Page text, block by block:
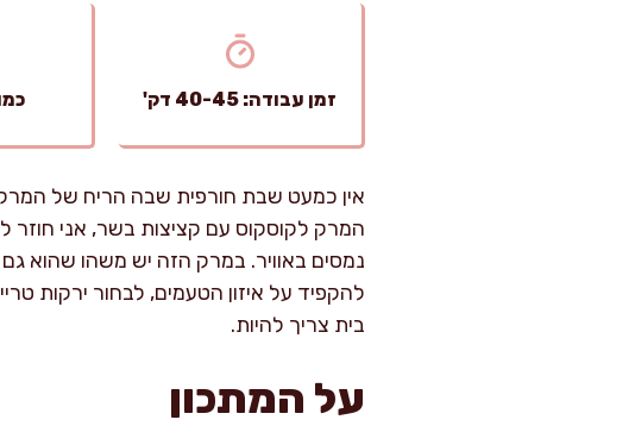
זמן עבודה: 40-45 דק' כמות:
אין כמעט שבת חורפית שבה הריח של
המרק לקוסקוס עם קציצות בשר, אני
נמסים באוויר. במרק הזה יש משהו שהוא
להקפיד על איזון הטעמים, לבחור ירקות
בית צריך להיות.
על המתכון